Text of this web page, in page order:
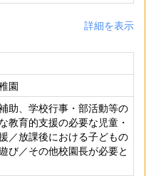
詳細を表示
園
助、学校行事・部活動等の
教育的支援の必要な児童・
／放課後における子どもの
び／その他校園長が必要と